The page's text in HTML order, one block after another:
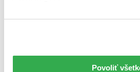
Povoliť